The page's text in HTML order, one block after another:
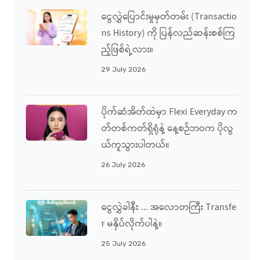
ငွေလွှဲပြောင်းမှုမှတ်တမ်း (Transactio
Ns History) ကို ပြန်လည်ဆန်းစစ်ကြ
ည့်ဖြစ်ရဲ့လား။
29 July 2026
ပိုက်ဆံအိတ်ထဲမှာ Flexi Everyday က
တ်တစ်ကတ်ရှိရုံနဲ့ နေ့စဉ်ဘဝက ပိုလွ
ယ်ကူသွားပါတယ်။
26 July 2026
ငွေလွှဲခါနီး ... အလောတကြီး Transfe
R မနှိပ်လိုက်ပါနဲ့။
25 July 2026